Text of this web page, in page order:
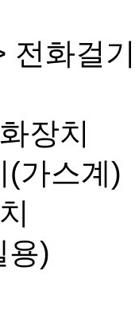
전화걸
장치
(가스계)
용)